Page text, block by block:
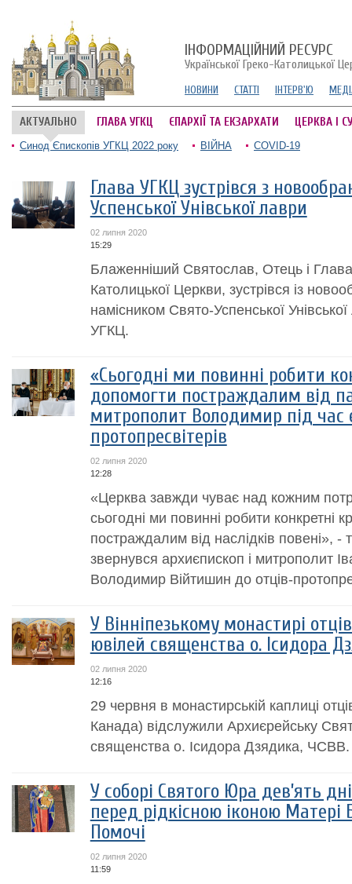
ІНФОРМАЦІЙНИЙ РЕСУРС
Української Греко-Католицької
НОВИНИ СТАТТІ ІНТЕРВ'Ю
АКТУАЛЬНО ГЛАВА УГКЦ ЄПАРХІЇ ТА ЕКЗАРХАТИ ЦЕРКВА І
Синод Єпископів УГКЦ 2022 року ВІЙНА COVID-19
Глава УГКЦ зустрівся з
Успенської Унівської лаври
02 липня 2020
15:29
Блаженніший Святослав, Отець і Глава
Католицької Церкви, зустрівся із
намісником Свято-Успенської
УГКЦ.
«Сьогодні ми повинні робити
допомогти постраждалим від
митрополит Володимир під час
протопресвітерів
02 липня 2020
12:28
«Церква завжди чуває над кожним
сьогодні ми повинні робити конкретні
постраждалим від наслідків повені»,
звернувся архиєпископ і митрополит
Володимир Війтишин до отців-
У Вінніпезькому монастирі
ювілей священства о. Ісидора
02 липня 2020
12:16
29 червня в монастирській каплиці
Канада) відслужили Архиєрейську
священства о. Ісидора Дзядика, ЧСВВ.
У соборі Святого Юра дев’ять
перед рідкісною іконою Матері
Помочі
02 липня 2020
11:59